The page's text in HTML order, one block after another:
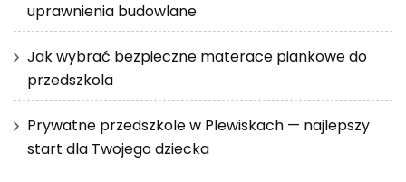
uprawnienia budowlane
Jak wybrać bezpieczne materace piankowe do
przedszkola
Prywatne przedszkole w Plewiskach — najlepszy
start dla Twojego dziecka